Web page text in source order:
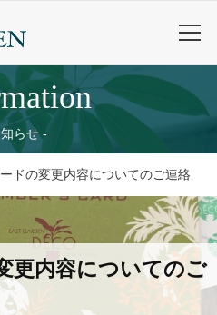
らせ
ドの変更内容についてのご連絡
更内容についてのご